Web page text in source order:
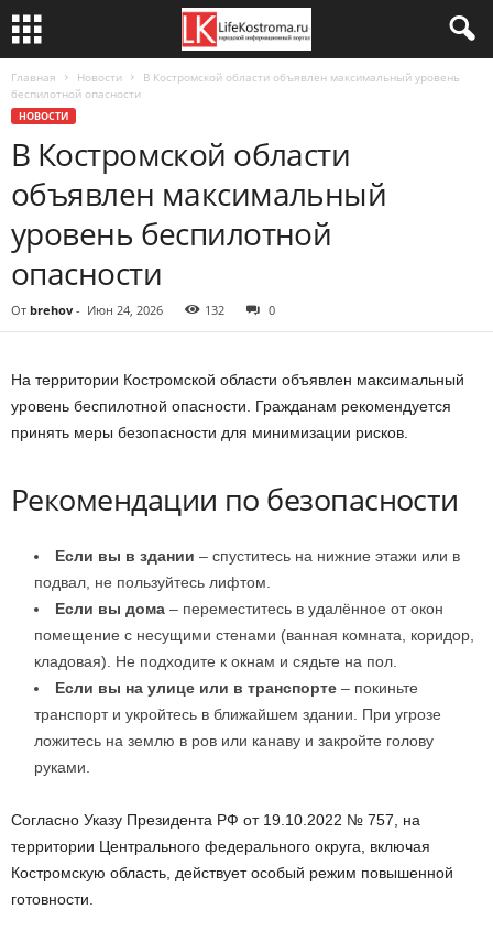
Главная Новости
В Костромской области объявлен максимальный уровень
беспилотной опасности
НОВОСТИ
В Костромской области
объявлен максимальный
уровень беспилотной
опасности
От brehov - Июн 24, 2026 132 0
На территории Костромской области объявлен максимальный
уровень беспилотной опасности. Гражданам рекомендуется
принять меры безопасности для минимизации рисков.
Рекомендации по безопасности
Если вы в здании – спуститесь на нижние этажи или в
подвал, не пользуйтесь лифтом.
Если вы дома – переместитесь в удалённое от окон
помещение с несущими стенами (ванная комната, коридор,
кладовая). Не подходите к окнам и сядьте на пол.
Если вы на улице или в транспорте – покиньте
транспорт и укройтесь в ближайшем здании. При угрозе
ложитесь на землю в ров или канаву и закройте голову
руками.
Согласно Указу Президента РФ от 19.10.2022 № 757, на
территории Центрального федерального округа, включая
Костромскую область, действует особый режим повышенной
готовности.